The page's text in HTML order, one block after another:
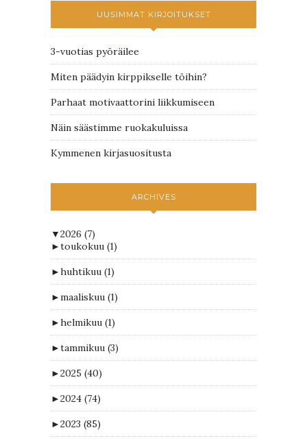
UUSIMMAT KIRJOITUKSET
3-vuotias pyöräilee
Miten päädyin kirppikselle töihin?
Parhaat motivaattorini liikkumiseen
Näin säästimme ruokakuluissa
Kymmenen kirjasuositusta
ARCHIVES
▼2026 (7)
►toukokuu (1)
►huhtikuu (1)
►maaliskuu (1)
►helmikuu (1)
►tammikuu (3)
►2025 (40)
►2024 (74)
►2023 (85)